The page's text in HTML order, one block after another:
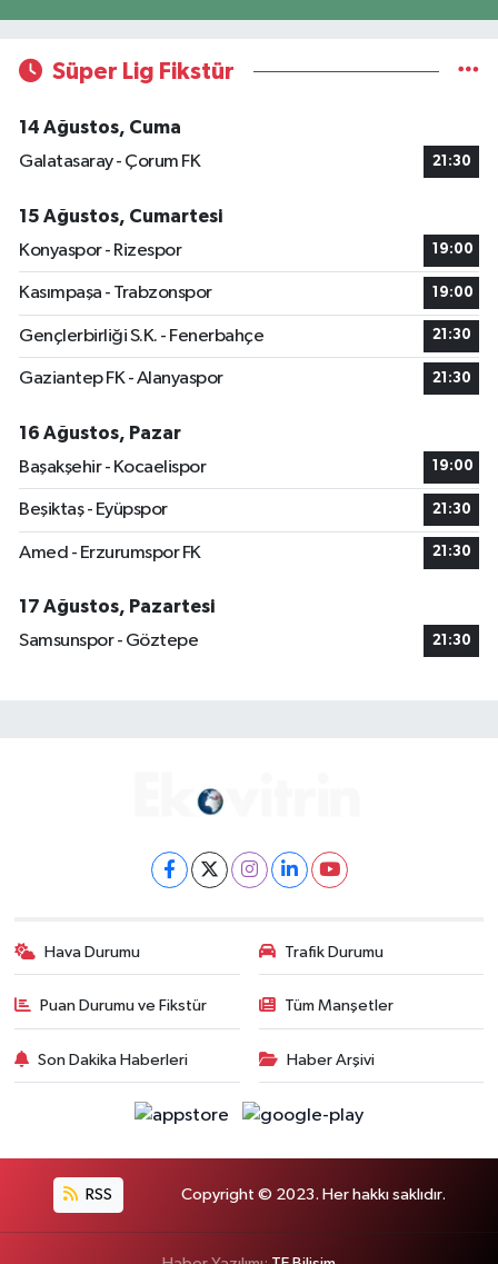
Süper Lig Fikstür
14 Ağustos, Cuma
Galatasaray - Çorum FK
21:30
15 Ağustos, Cumartesi
Konyaspor - Rizespor
19:00
Kasımpaşa - Trabzonspor 19:00
Gençlerbirliği S.K. - Fenerbahçe 21:30
Gaziantep FK - Alanyaspor 21:30
16 Ağustos, Pazar
Başakşehir - Kocaelispor
19:00
Beşiktaş - Eyüpspor 21:30
Amed - Erzurumspor FK 21:30
17 Ağustos, Pazartesi
Samsunspor - Göztepe
21:30
Hava Durumu Trafik Durumu
Puan Durumu ve Fikstür Tüm Manşetler
Son Dakika Haberleri Haber Arşivi
RSS Copyright © 2023. Her hakkı saklıdır.